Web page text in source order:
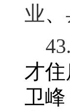
业、
43.
才
卫峰